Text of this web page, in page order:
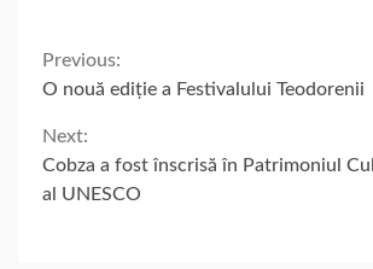
Continue
Reading
Previous:
O nouă ediție a Festivalului Teodorenii
Next:
Cobza a fost înscrisă în Patrimoniul
al UNESCO